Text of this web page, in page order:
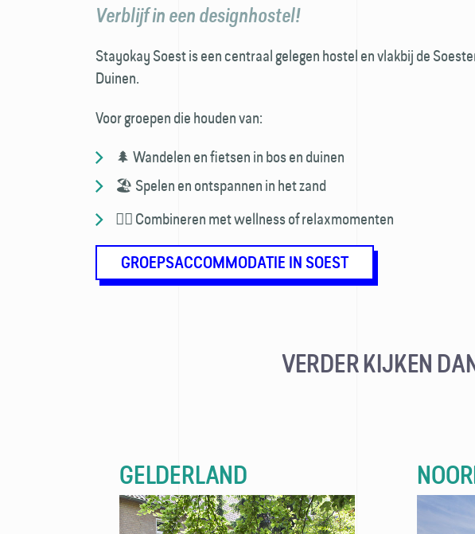
Verblijf in een designhostel!
Stayokay Soest is een centraal gelegen hostel en vlakbij de
Duinen.
Voor groepen die houden van:
🌲 Wandelen en fietsen in bos en duinen
🏖️ Spelen en ontspannen in het zand
🧖‍♀️ Combineren met wellness of relaxmomenten
GROEPSACCOMMODATIE IN SOEST
VERDER KIJKEN
GELDERLAND